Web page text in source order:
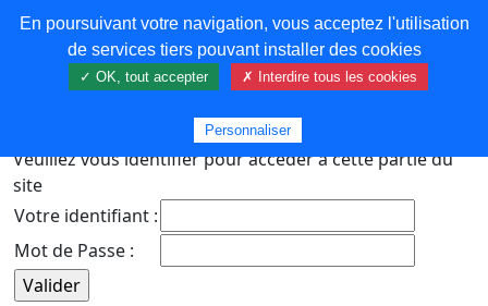
COREMA
Veuillez vous identifier pour accéder à cette partie du
site
Votre identifiant :
Mot de Passe :
En poursuivant votre navigation, vous acceptez l'utilisation
de services tiers pouvant installer des cookies
✓ OK, tout accepter ✗ Interdire tous les cookies
Personnaliser